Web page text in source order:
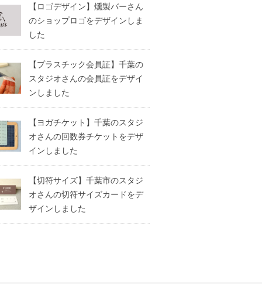
【ロゴデザイン】燻製バーさん
のショップロゴをデザインしま
した
【プラスチック会員証】千葉の
スタジオさんの会員証をデザイ
ンしました
【ヨガチケット】千葉のスタジ
オさんの回数券チケットをデザ
インしました
【切符サイズ】千葉市のスタジ
オさんの切符サイズカードをデ
ザインしました